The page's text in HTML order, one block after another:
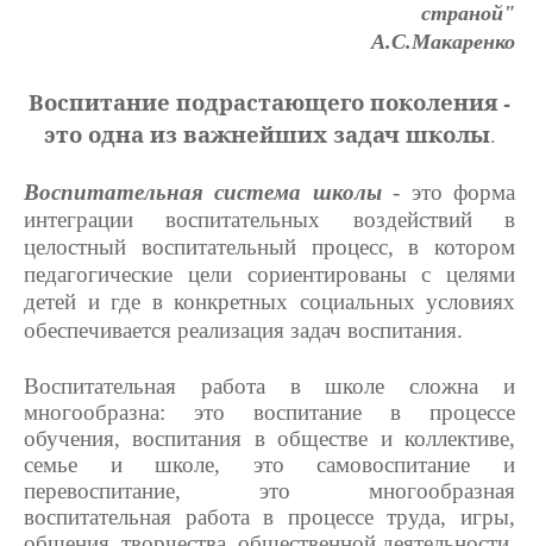
страной"
А.С.Макаренко
Воспитание подрастающего поколения -
это одна из важнейших задач школы.
Воспитательная система школы- это форма
интеграции воспитательных воздействий в
целостный воспитательный процесс, в котором
педагогические цели сориентированы с целями
детей и где в конкретных социальных условиях
обеспечивается реализация задач воспитания.
Воспитательная работа в школе сложна и
многообразна: это воспитание в процессе
обучения, воспитания в обществе и коллективе,
семье и школе, это самовоспитание и
перевоспитание, это многообразная
воспитательная работа в процессе труда, игры,